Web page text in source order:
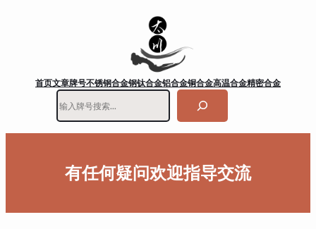
首页文章牌号不锈钢合金钢钛合金铝合金铜合金高温合金精密合金
有任何疑问欢迎指导交流